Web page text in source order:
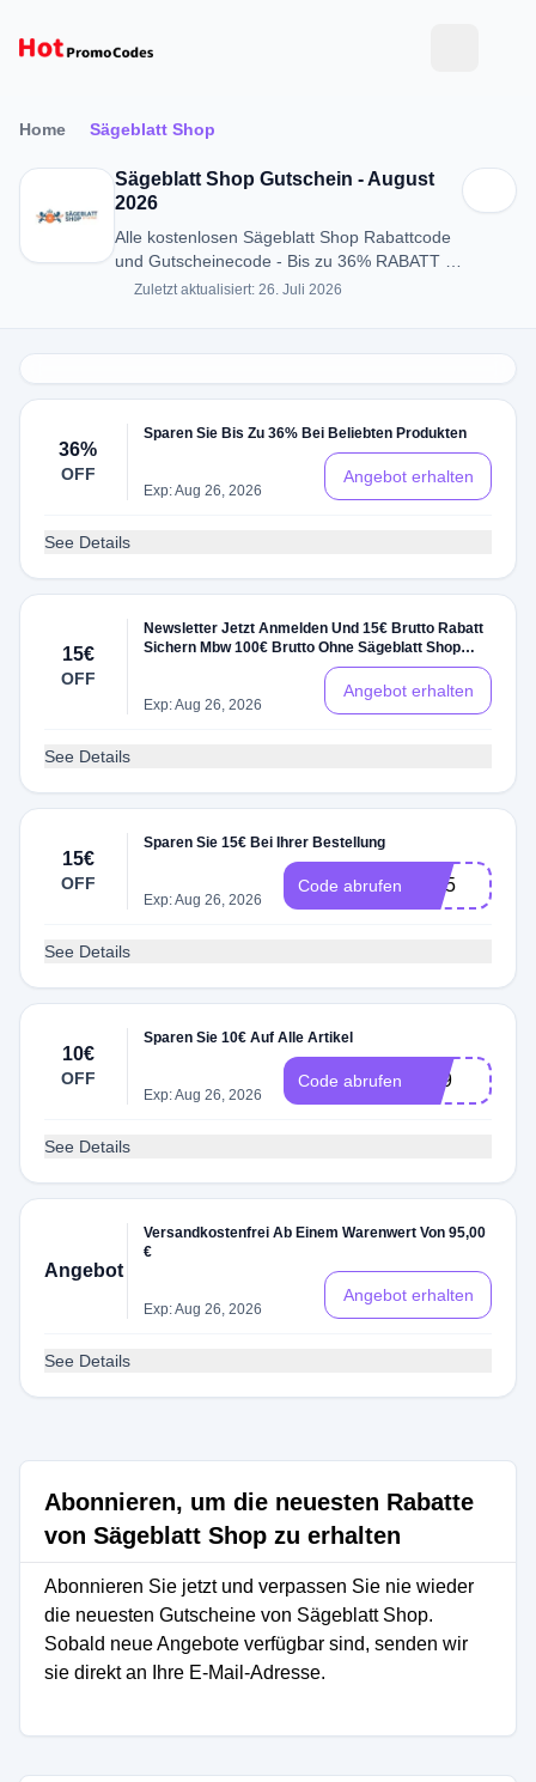
Home Sägeblatt Shop
Sägeblatt Shop Gutschein - August
2026
Alle kostenlosen Sägeblatt Shop Rabattcode
und Gutscheinecode - Bis zu 36% RABATT in
August 2026
Zuletzt aktualisiert: 26. Juli 2026
36%
OFF
Sparen Sie Bis Zu 36% Bei Beliebten Produkten
Exp: Aug 26, 2026
Angebot erhalten
See Details
15€
OFF
Newsletter Jetzt Anmelden Und 15€ Brutto Rabatt
Sichern Mbw 100€ Brutto Ohne Sägeblatt Shop
Exp: Aug 26, 2026
Angebot erhalten
See Details
15€
OFF
Sparen Sie 15€ Bei Ihrer Bestellung
Exp: Aug 26, 2026
Code abrufen W15
See Details
10€
OFF
Sparen Sie 10€ Auf Alle Artikel
Exp: Aug 26, 2026
Code abrufen C89
See Details
Angebot
Versandkostenfrei Ab Einem Warenwert Von 95,00
€
Exp: Aug 26, 2026
Angebot erhalten
See Details
Abonnieren, um die neuesten Rabatte
von Sägeblatt Shop zu erhalten
Abonnieren Sie jetzt und verpassen Sie nie wieder
die neuesten Gutscheine von Sägeblatt Shop.
Sobald neue Angebote verfügbar sind, senden wir
sie direkt an Ihre E-Mail-Adresse.